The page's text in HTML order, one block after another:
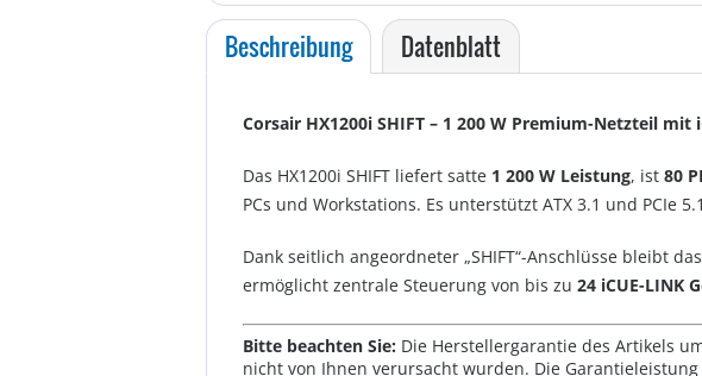
Beschreibung Datenblatt
Corsair HX1200i SHIFT – 1 200 W Premium-Netzteil mit
Das HX1200i SHIFT liefert satte 1 200 W Leistung, ist 80
PCs und Workstations. Es unterstützt ATX 3.1 und PCIe
Dank seitlich angeordneter „SHIFT“-Anschlüsse bleibt
ermöglicht zentrale Steuerung von bis zu 24 iCUE-LINK
Bitte beachten Sie: Die Herstellergarantie des Artikels
nicht von Ihnen verursacht wurden. Die